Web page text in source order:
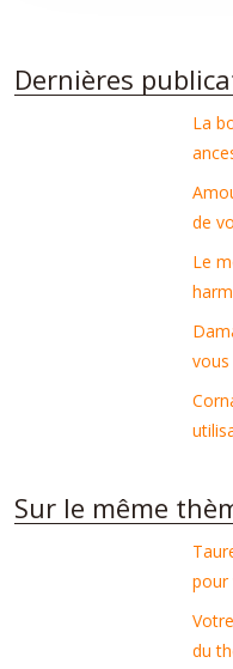
Dernières
La
de
Le
vous
Sur le même
pour
du